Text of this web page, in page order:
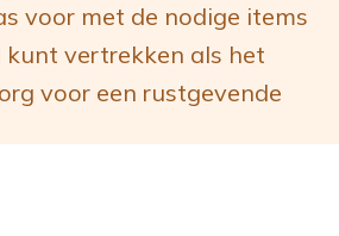
voor met de nodige items
kunt vertrekken als het
voor een rustgevende